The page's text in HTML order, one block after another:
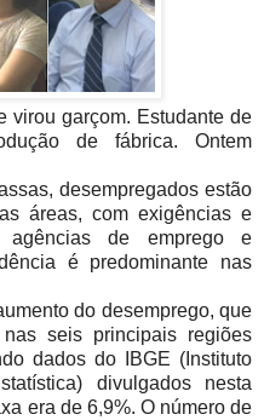
virou garçom. Estudante de
de fábrica. Ontem
desempregados estão
áreas, com exigências e
agências de emprego e
é predominante nas
do desemprego, que
seis principais regiões
dados do IBGE (Instituto
divulgados nesta
era de 6,9%. O número de